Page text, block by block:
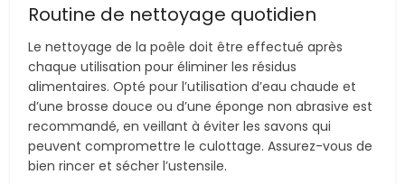
Routine de nettoyage quotidien
Le nettoyage de la poêle doit être effectué après
chaque utilisation pour éliminer les résidus
alimentaires. Opté pour l’utilisation d’eau chaude et
d’une brosse douce ou d’une éponge non abrasive est
recommandé, en veillant à éviter les savons qui
peuvent compromettre le culottage. Assurez-vous de
bien rincer et sécher l’ustensile.